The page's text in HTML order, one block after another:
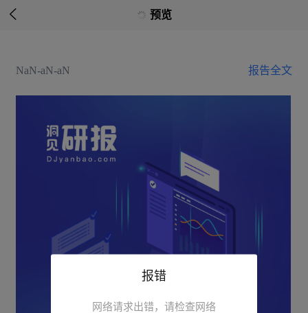
 预览
NaN-aN-aN 报告全文
报错
网络请求出错，请检查网络